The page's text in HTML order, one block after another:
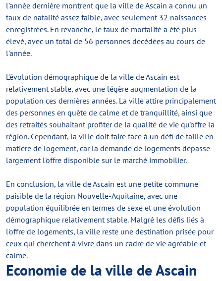
l'année dernière montrent que la ville de Ascain a connu un
taux de natalité assez faible, avec seulement 32 naissances
enregistrées. En revanche, le taux de mortalité a été plus
élevé, avec un total de 56 personnes décédées au cours de
l'année.
L'évolution démographique de la ville de Ascain est
relativement stable, avec une légère augmentation de la
population ces dernières années. La ville attire principalement
des personnes en quête de calme et de tranquillité, ainsi que
des retraités souhaitant profiter de la qualité de vie qu'offre la
région. Cependant, la ville doit faire face à un défi de taille en
matière de logement, car la demande de logements dépasse
largement l'offre disponible sur le marché immobilier.
En conclusion, la ville de Ascain est une petite commune
paisible de la région Nouvelle-Aquitaine, avec une
population équilibrée en termes de sexe et une évolution
démographique relativement stable. Malgré les défis liés à
l'offre de logements, la ville reste une destination prisée pour
ceux qui cherchent à vivre dans un cadre de vie agréable et
calme.
Economie de la ville de Ascain